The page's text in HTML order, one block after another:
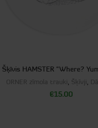
Šķīvis HAMSTER “Where?
, ,
€15.00